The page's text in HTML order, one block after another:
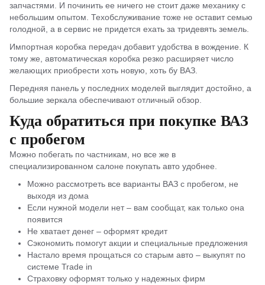
запчастями. И починить ее ничего не стоит даже механику с
небольшим опытом. Техобслуживание тоже не оставит семью
голодной, а в сервис не придется ехать за тридевять земель.
Импортная коробка передач добавит удобства в вождение. К
тому же, автоматическая коробка резко расширяет число
желающих приобрести хоть новую, хоть бу ВАЗ.
Передняя панель у последних моделей выглядит достойно, а
большие зеркала обеспечивают отличный обзор.
Куда обратиться при покупке ВАЗ
с пробегом
Можно побегать по частникам, но все же в
специализированном салоне покупать авто удобнее.
Можно рассмотреть все варианты ВАЗ с пробегом, не
выходя из дома
Если нужной модели нет – вам сообщат, как только она
появится
Не хватает денег – оформят кредит
Сэкономить помогут акции и специальные предложения
Настало время прощаться со старым авто – выкупят по
системе Trade in
Страховку оформят только у надежных фирм